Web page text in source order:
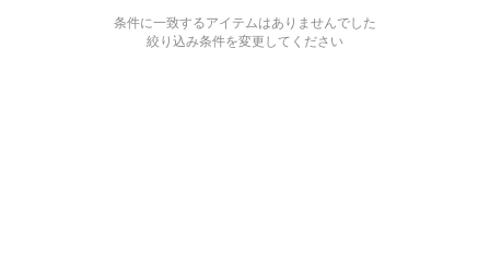
条件に一致するアイテムはありませんでした
絞り込み条件を変更してください